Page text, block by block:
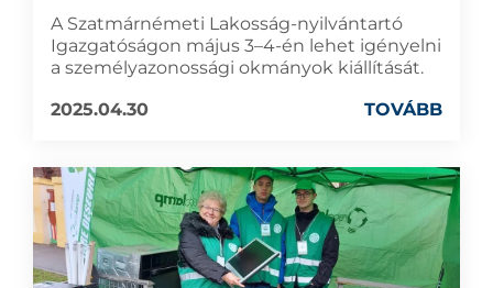
A Szatmárnémeti Lakosság-nyilvántartó
Igazgatóságon május 3–4-én lehet igényelni
a személyazonossági okmányok kiállítását.
2025.04.30
TOVÁBB